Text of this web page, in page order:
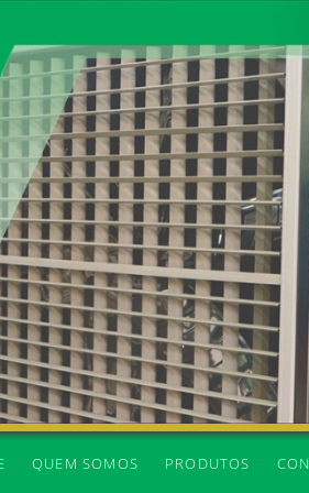
QUEM SOMOS PRODUTOS